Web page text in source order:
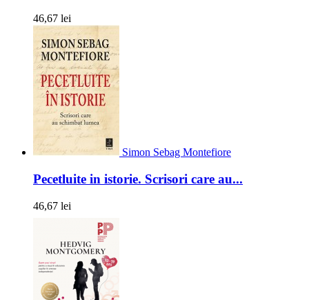
46,67 lei
Simon Sebag Montefiore
Pecetluite in istorie. Scrisori care au...
46,67 lei